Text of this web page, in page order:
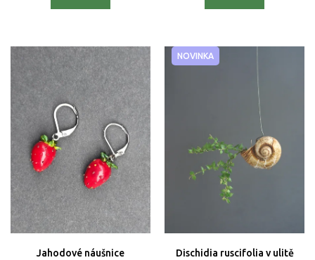
Jahodové náušnice
NOVINKA
Dischidia ruscifolia v ulitě